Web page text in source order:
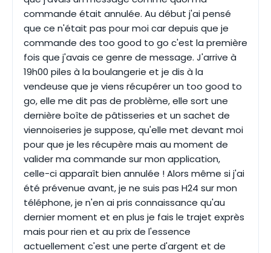
commande était annulée. Au début j'ai pensé
que ce n'était pas pour moi car depuis que je
commande des too good to go c'est la première
fois que j'avais ce genre de message. J'arrive à
19h00 piles à la boulangerie et je dis à la
vendeuse que je viens récupérer un too good to
go, elle me dit pas de problème, elle sort une
dernière boîte de pâtisseries et un sachet de
viennoiseries je suppose, qu'elle met devant moi
pour que je les récupère mais au moment de
valider ma commande sur mon application,
celle-ci apparaît bien annulée ! Alors même si j'ai
été prévenue avant, je ne suis pas H24 sur mon
téléphone, je n'en ai pris connaissance qu'au
dernier moment et en plus je fais le trajet exprès
mais pour rien et au prix de l'essence
actuellement c'est une perte d'argent et de